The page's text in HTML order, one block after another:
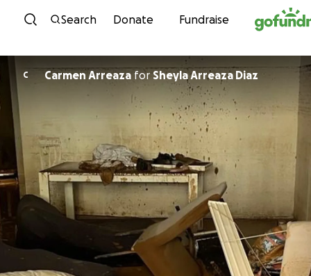
Skip to content
Search Donate Fundraise
C Carmen Arreaza for Sheyla Arreaza Diaz